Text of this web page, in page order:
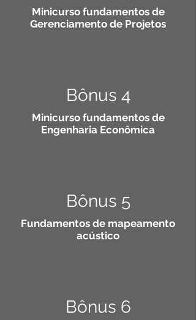
Minicurso fundamentos de
Gerenciamento de Projetos
Bônus 4
Minicurso fundamentos de
Engenharia Econômica
Bônus 5
Fundamentos de mapeamento
acústico
Bônus 6